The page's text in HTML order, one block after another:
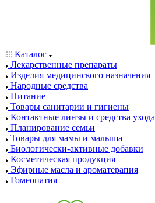
Каталог
Лекарственные препараты
Изделия медицинского назначения
Народные средства
Питание
Товары санитарии и гигиены
Контактные линзы и средства ухода
Планирование семьи
Товары для мамы и малыша
Биологически-активные добавки
Косметическая продукция
Эфирные масла и ароматерапия
Гомеопатия